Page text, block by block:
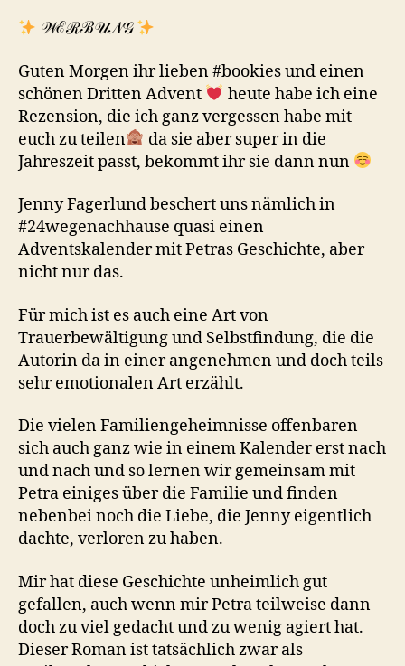
𝒲ℰℛℬ𝒰𝒩𝒢
Guten Morgen ihr lieben #bookies und einen
schönen Dritten Advent
heute habe ich eine
Rezension, die ich ganz vergessen habe mit
euch zu teilen
da sie aber super in die
Jahreszeit passt, bekommt ihr sie dann nun
Jenny Fagerlund beschert uns nämlich in
#24wegenachhause quasi einen
Adventskalender mit Petras Geschichte, aber
nicht nur das.
Für mich ist es auch eine Art von
Trauerbewältigung und Selbstfindung, die die
Autorin da in einer angenehmen und doch teils
sehr emotionalen Art erzählt.
Die vielen Familiengeheimnisse offenbaren
sich auch ganz wie in einem Kalender erst nach
und nach und so lernen wir gemeinsam mit
Petra einiges über die Familie und finden
nebenbei noch die Liebe, die Jenny eigentlich
dachte, verloren zu haben.
Mir hat diese Geschichte unheimlich gut
gefallen, auch wenn mir Petra teilweise dann
doch zu viel gedacht und zu wenig agiert hat.
Dieser Roman ist tatsächlich zwar als